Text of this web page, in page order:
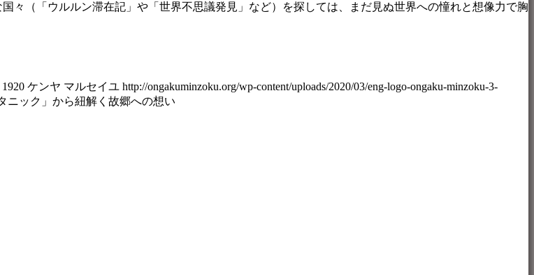
々（「ウルルン滞在記」や「世界不思議発見」など）を探しては、まだ見ぬ世界への憧れと想像力で胸
1920 ケンヤ マルセイユ http://ongakuminzoku.org/wp-content/uploads/2020/03/eng-logo-ongaku-minzoku-3-
ニック」から紐解く故郷への想い